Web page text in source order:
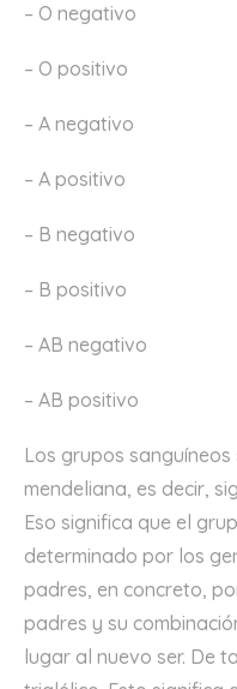
– O negativo
– O positivo
– A negativo
– A positivo
– B negativo
– B positivo
– AB negativo
– AB positivo
Los grupos
mendeliana, es decir,
Eso significa que el
determinado por los
padres, en concreto,
padres y su
lugar al nuevo ser. De